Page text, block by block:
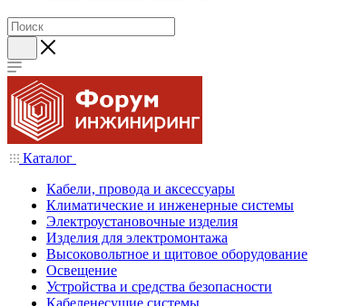
Каталог
Кабели, провода и аксессуары
Климатические и инженерные системы
Электроустановочные изделия
Изделия для электромонтажа
Высоковольтное и щитовое оборудование
Освещение
Устройства и средства безопасности
Кабеленесущие системы